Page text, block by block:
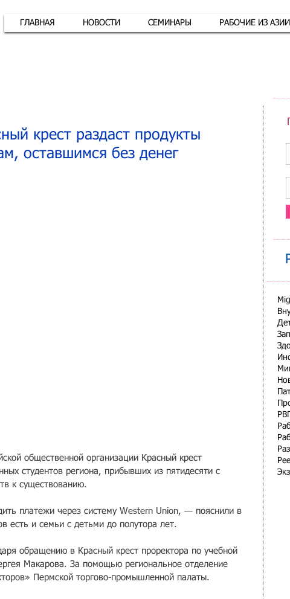
ГЛАВНАЯ НОВОСТИ СЕМИНАРЫ РАБОЧИЕ ИЗ АЗИИ
крест раздаст продукты
оставшимся без денег
общественной организации Красный крест
студентов региона, прибывших из пятидесяти с
к существованию.
платежи через систему Western Union, — пояснили в
есть и семьи с детьми до полутора лет.
обращению в Красный крест проректора по учебной
Макарова. За помощью региональное отделение
Пермской торгово-промышленной палаты.